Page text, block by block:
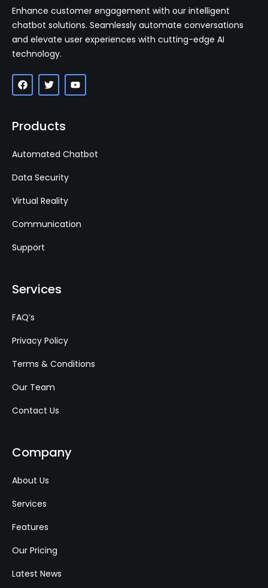
Enhance customer engagement with our intelligent
chatbot solutions. Seamlessly automate conversations
and elevate user experiences with cutting-edge AI
technology.
Products
Automated Chatbot
Data Security
Virtual Reality
Communication
Support
Services
FAQ’s
Privacy Policy
Terms & Conditions
Our Team
Contact Us
Company
About Us
Services
Features
Our Pricing
Latest News